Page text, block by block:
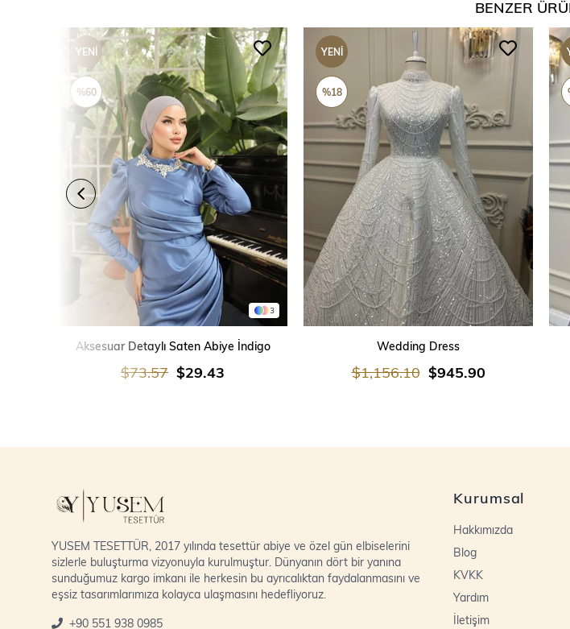
BENZER
3
Aksesuar Detaylı Saten Abiye İndigo
$29.43
$73.57
YENI
ÜRÜN
%60
Wedding Dress
$945.90
$1,156.10
YENI
ÜRÜN
%18
YUSEM TESETTÜR, 2017 yılında tesettür abiye ve özel gün elbiselerini
sizlerle buluşturma vizyonuyla kurulmuştur. Dünyanın dört bir yanına
sunduğumuz kargo imkanı ile herkesin bu ayrıcalıktan faydalanmasını ve
eşsiz tasarımlarımıza kolayca ulaşmasını hedefliyoruz.
+90 551 938 0985
Kurumsal
Hakkımızda
Blog
KVKK
Yardım
İletişim